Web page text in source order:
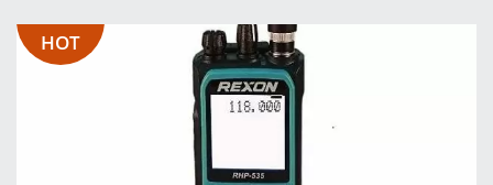
HOT